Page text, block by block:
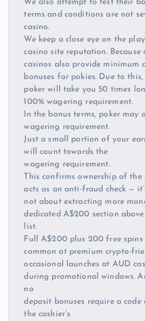
We also attempt to test their
terms and conditions are not
casino.
We keep a close eye on the
casino site reputation.
casinos also provide minimum
bonuses for pokies. Due to
poker will take you 50 times
100% wagering requirement.
In the bonus terms, poker
wagering requirement.
Just a small portion of your
will count towards the
wagering requirement.
This confirms ownership of the
acts as an anti-fraud check —
not about extracting more
dedicated A$200 section
list.
Full A$200 plus 200 free spins
common at premium crypto-
occasional launches at AUD
during promotional windows.
no
deposit bonuses require a
the cashier’s